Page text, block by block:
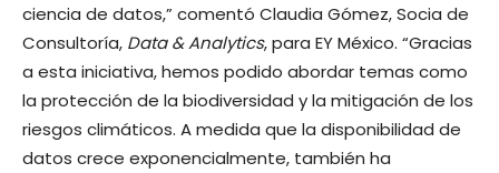
ciencia de datos,” comentó Claudia Gómez, Socia de
Consultoría, Data & Analytics, para EY México. “Gracias
a esta iniciativa, hemos podido abordar temas como
la protección de la biodiversidad y la mitigación de los
riesgos climáticos. A medida que la disponibilidad de
datos crece exponencialmente, también ha